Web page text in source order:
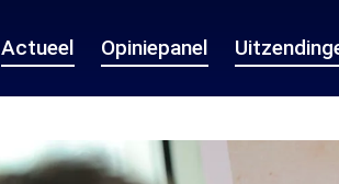
Actueel Opiniepanel